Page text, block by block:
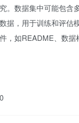
。数据集中可能包含
据，用于训练和评估
，如README、数据